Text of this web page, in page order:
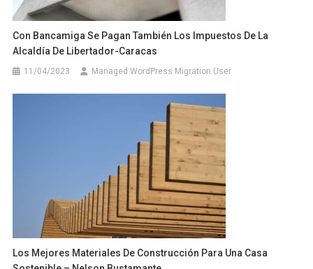
Con Bancamiga Se Pagan También Los Impuestos De La
Alcaldía De Libertador-Caracas
11/04/2023 Managed WordPress Migration User
Los Mejores Materiales De Construcción Para Una Casa